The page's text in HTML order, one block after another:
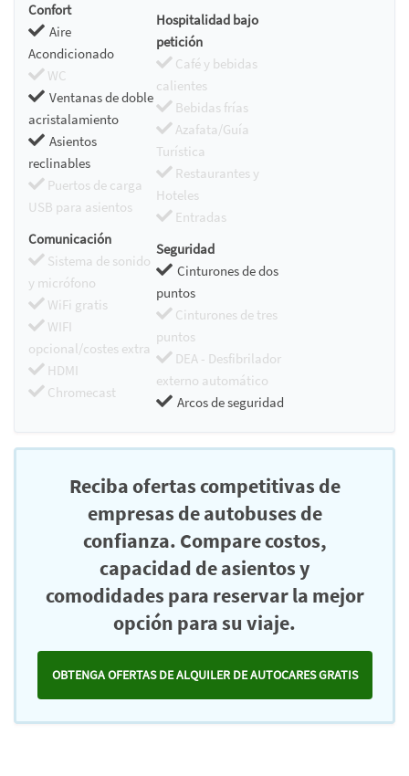
Confort
Aire
Acondicionado
WC
Ventanas de doble
acristalamiento
Asientos
reclinables
Puertos de carga
USB para asientos
Hospitalidad bajo
petición
Café y bebidas
calientes
Bebidas frías
Azafata/Guía
Turística
Restaurantes y
Hoteles
Entradas
Comunicación
Sistema de sonido
y micrófono
WiFi gratis
WIFI
opcional/costes extra
HDMI
Chromecast
Seguridad
Cinturones de dos
puntos
Cinturones de tres
puntos
DEA - Desfibrilador
externo automático
Arcos de seguridad
Reciba ofertas competitivas de
empresas de autobuses de
confianza. Compare costos,
capacidad de asientos y
comodidades para reservar la mejor
opción para su viaje.
OBTENGA OFERTAS DE ALQUILER DE AUTOCARES GRATIS